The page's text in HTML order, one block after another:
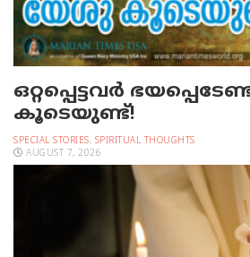
ഒറ്റപ്പെട്ടവര്‍
കൂടെയുണ്ട്!
SPECIAL STORIES, SPIRITUAL THOUGHTS
AUGUST 7, 2026